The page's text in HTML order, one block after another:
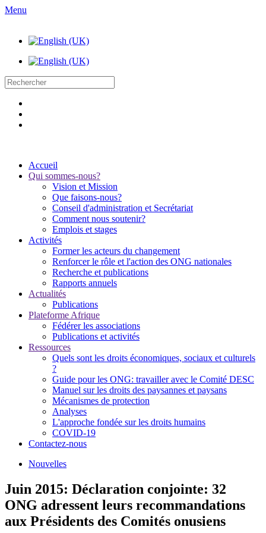
Menu
Accueil
Qui sommes-nous?
Vision et Mission
Que faisons-nous?
Conseil d'administration et Secrétariat
Comment nous soutenir?
Emplois et stages
Activités
Former les acteurs du changement
Renforcer le rôle et l'action des ONG nationales
Recherche et publications
Rapports annuels
Actualités
Publications
Plateforme Afrique
Fédérer les associations
Publications et activités
Ressources
Quels sont les droits économiques, sociaux et culturels
?
Guide pour les ONG: travailler avec le Comité DESC
Manuel sur les droits des paysannes et paysans
Mécanismes de protection
Analyses
L'approche fondée sur les droits humains
COVID-19
Contactez-nous
Nouvelles
Juin 2015: Déclaration conjointe: 32
ONG adressent leurs recommandations
aux Présidents des Comités onusiens